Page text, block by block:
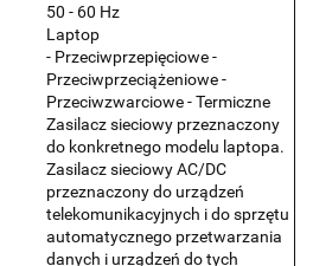
50 - 60 Hz
Laptop
- Przeciwprzepięciowe -
Przeciwprzeciążeniowe -
Przeciwzwarciowe - Termiczne
Zasilacz sieciowy przeznaczony
do konkretnego modelu laptopa.
Zasilacz sieciowy AC/DC
przeznaczony do urządzeń
telekomunikacyjnych i do sprzętu
automatycznego przetwarzania
danych i urządzeń do tych